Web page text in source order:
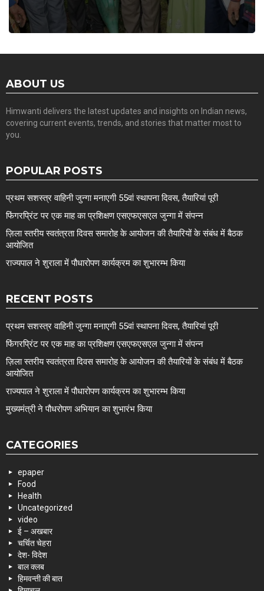
ABOUT US
Himwanti delivers the latest updates and insights on Indian news,
covering current events, trends, and stories that matter most to
you.
POPULAR POSTS
प्रथम सशस्त्र वाहिनी जुन्गा मनाएगी 55वां स्थापना दिवस, तैयारियां पूरी
फिंगरप्रिंट पर एक माह का प्रशिक्षण एसएफएसएल जुन्गा में संपन्न
ज़िला स्तरीय स्वतंत्रता दिवस समारोह के आयोजन की तैयारियों के संबंध में बैठक
आयोजित
राज्यपाल ने शुराला में पौधारोपण कार्यक्रम का शुभारम्भ किया
RECENT POSTS
प्रथम सशस्त्र वाहिनी जुन्गा मनाएगी 55वां स्थापना दिवस, तैयारियां पूरी
फिंगरप्रिंट पर एक माह का प्रशिक्षण एसएफएसएल जुन्गा में संपन्न
ज़िला स्तरीय स्वतंत्रता दिवस समारोह के आयोजन की तैयारियों के संबंध में बैठक
आयोजित
राज्यपाल ने शुराला में पौधारोपण कार्यक्रम का शुभारम्भ किया
मुख्यमंत्री ने पौधरोपण अभियान का शुभारंभ किया
CATEGORIES
epaper
Food
Health
Uncategorized
video
ई – अखबार
चर्चित चेहरा
देश- विदेश
बाल क्लब
हिमवन्ती की बात